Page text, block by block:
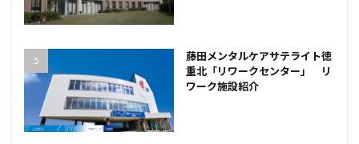
藤田メンタルケアサテライト徳
重北「リワークセンター」 リ
ワーク施設紹介